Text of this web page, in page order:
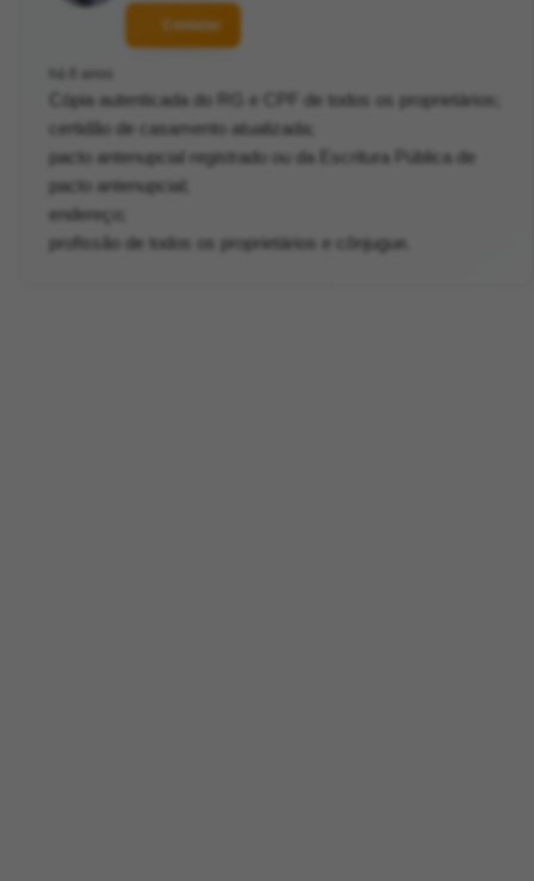
Contatar
há 6 anos
Cópia autenticada do RG e CPF de todos os proprietários;
certidão de casamento atualizada;
pacto antenupcial registrado ou da Escritura Pública de
pacto antenupcial;
endereço;
profissão de todos os proprietários e cônjugue.